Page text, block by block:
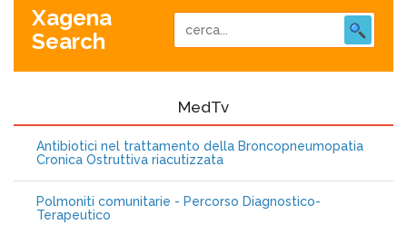
Xagena
Search
MedTv
Antibiotici nel trattamento della Broncopneumopatia
Cronica Ostruttiva riacutizzata
Polmoniti comunitarie - Percorso Diagnostico-
Terapeutico